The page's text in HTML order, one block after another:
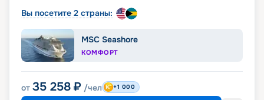
Вы посетите 2 страны:
MSC Seashore
КОМФОРТ
от 35 258 ₽ /чел +1 000